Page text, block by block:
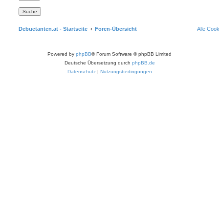
Debuetanten.at - Startseite Foren-Übersicht Alle
Powered by phpBB® Forum Software © phpBB Limited
Deutsche Übersetzung durch phpBB.de
Datenschutz| Nutzungsbedingungen